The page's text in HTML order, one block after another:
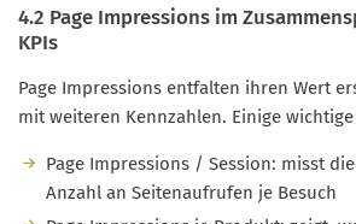
4.2 Page Impressions im
KPIs
Page Impressions entfalten ihren Wert
mit weiteren Kennzahlen. Einige
Page Impressions / Session: misst
Anzahl an Seitenaufrufen je Besuch